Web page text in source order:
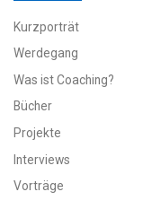
Kurzporträt
Werdegang
Was ist Coaching?
Bücher
Projekte
Interviews
Vorträge